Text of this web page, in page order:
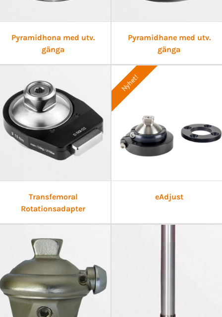
Pyramidhona med utv.
gänga
Pyramidhane med utv.
gänga
Transfemoral
Rotationsadapter
Nyhet!
eAdjust